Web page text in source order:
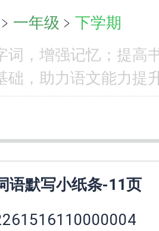
﹥ 一年级 ﹥ 下学期
词，增强记忆；提高
础，助力语文能力提
语默写小纸条-11页